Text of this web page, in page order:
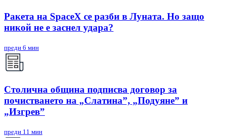
Ракета на SpaceX се разби в Луната. Но защо
никой не е заснел удара?
преди 6 мин
Столична община подписва договор за
почистването на „Слатина”, „Подуяне” и
„Изгрев”
преди 11 мин